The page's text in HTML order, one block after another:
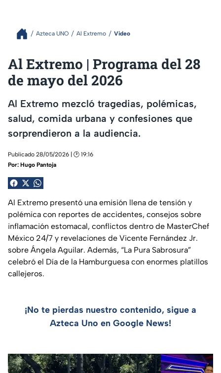
Azteca UNO Al Extremo Video
Al Extremo | Programa del 28
de mayo del 2026
Al Extremo mezcló tragedias, polémicas,
salud, comida urbana y confesiones que
sorprendieron a la audiencia.
Publicado 28/05/2026 | 🕑 19:16
Por: Hugo Pantoja
Al Extremo presentó una emisión llena de tensión y
polémica con reportes de accidentes, consejos sobre
inflamación estomacal, conflictos dentro de MasterChef
México 24/7 y revelaciones de Vicente Fernández Jr.
sobre Ángela Aguilar. Además, “La Pura Sabrosura”
celebró el Día de la Hamburguesa con enormes platillos
callejeros.
¡No te pierdas nuestro contenido, sigue a
Azteca Uno en Google News!